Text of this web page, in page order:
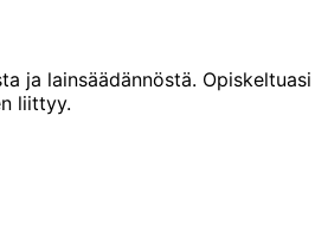
ja lainsäädännöstä.
liittyy.